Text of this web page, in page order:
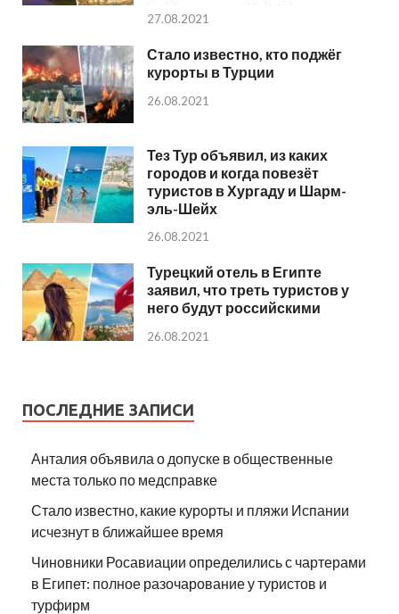
27.08.2021
Стало известно, кто поджёг
курорты в Турции
26.08.2021
Тез Тур объявил, из каких
городов и когда повезёт
туристов в Хургаду и Шарм-
эль-Шейх
26.08.2021
Турецкий отель в Египте
заявил, что треть туристов у
него будут российскими
26.08.2021
ПОСЛЕДНИЕ ЗАПИСИ
Анталия объявила о допуске в общественные
места только по медсправке
Стало известно, какие курорты и пляжи Испании
исчезнут в ближайшее время
Чиновники Росавиации определились с чартерами
в Египет: полное разочарование у туристов и
турфирм